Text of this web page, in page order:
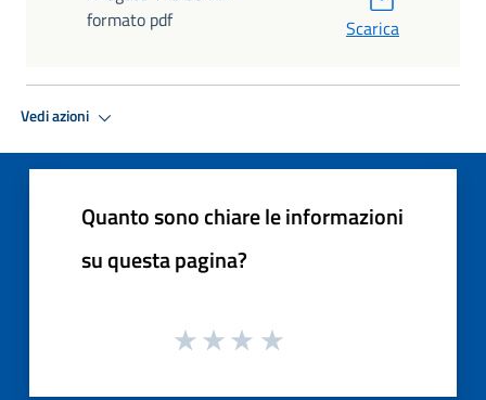
formato pdf
Scarica
Vedi azioni
Quanto sono chiare le informazioni
su questa pagina?